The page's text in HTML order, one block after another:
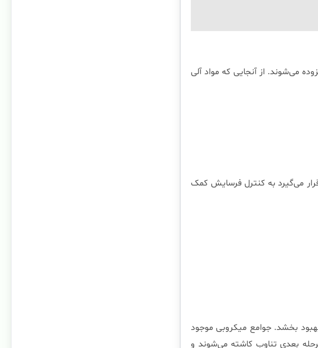
می‌شوند. از آنجایی که مواد آلی
می‌گیرد به کنترل فرسایش کمک
بخشد. جوامع میکروبی موجود
بعدی تناوب کاشته می‌شوند و